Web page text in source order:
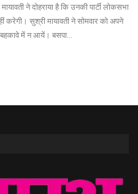
ने दोहराया है कि उनकी पार्टी लोकसभा
सुश्री मायावती ने सोमवार को अपने
बहकावे में न आयें। बसपा…